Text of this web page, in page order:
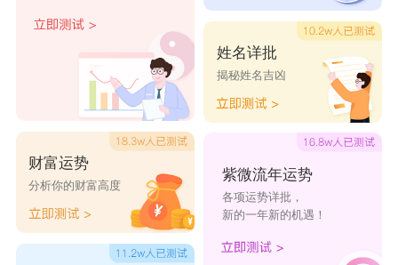
财富运势
分析你的财富高度
姓名详批
揭秘姓名吉凶
紫微流年运势
各项运势详批，
新的一年新的机遇！